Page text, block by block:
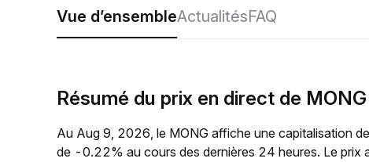
Vue d’ensembleActualitésFAQ
Résumé du prix en direct de MONG
Au Aug 9, 2026, le MONG affiche une capitalisation
de -0.22% au cours des dernières 24 heures. Le